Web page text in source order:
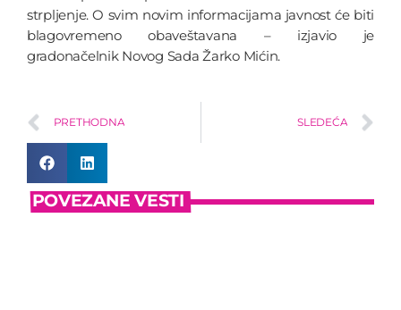
strpljenje. O svim novim informacijama javnost će biti
blagovremeno obaveštavana – izjavio je
gradonačelnik Novog Sada Žarko Mićin.
PRETHODNA SLEDEĆA
POVEZANE VESTI